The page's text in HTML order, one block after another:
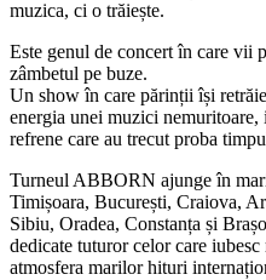
muzica, ci o trăiește.
Este genul de concert în care vii
zâmbetul pe buze.
Un show în care părinții își
energia unei muzici nemuritoare,
refrene care au trecut proba
Turneul ABBORN ajunge în
Timișoara, București, Craiova,
Sibiu, Oradea, Constanța și
dedicate tuturor celor care
atmosfera marilor hituri